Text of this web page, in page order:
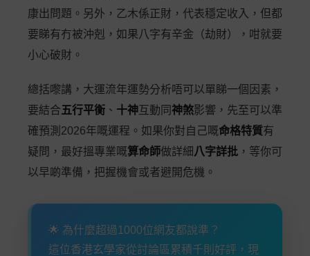
康出問題。另外，乙木係正財，代表穩定收入，但都
要睇有冇被沖剋，如果八字有辛金（劫財），咁就要
小心破財。
總括嚟講，大運流年運勢分析唔可以單睇一個因素，
要結合五行平衡 、 十神互動同 神煞影響，先至可以準
確預測2026年嘅運程。如果你對自己嘅命格特質有
疑問，最好搵專業嘅算命師做詳細 八字詳批 ，等你可
以早啲準備，把握機會或者避開危機。
🌟 為什麼超過1000位網友都說準？
這位香港玄學家從討論區累積千則好評，現